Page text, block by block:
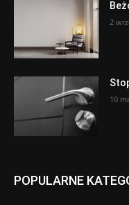
2
10
POPULARNE